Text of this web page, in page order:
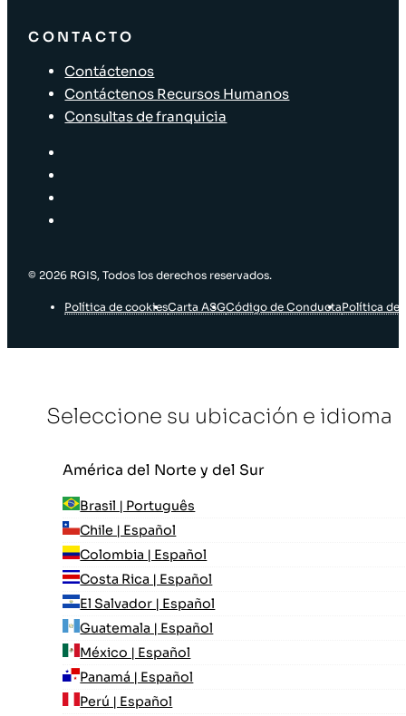
CONTACTO
Contáctenos
Contáctenos Recursos Humanos
Consultas de franquicia
© 2026 RGIS, Todos los derechos reservados.
Política de cookiesCarta ASGCódigo de ConductaPolítica de
Seleccione su ubicación e idioma
América del Norte y del Sur
Brasil | Português
Chile | Español
Colombia | Español
Costa Rica | Español
El Salvador | Español
Guatemala | Español
México | Español
Panamá | Español
Perú | Español